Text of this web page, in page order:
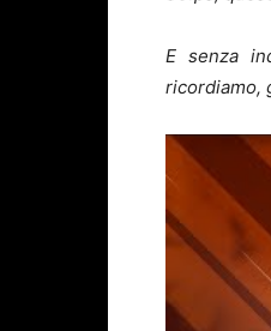
E senza
ricordiamo,